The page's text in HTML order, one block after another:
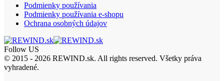
Podmienky používania
Podmienky používania e-shopu
Ochrana osobných údajov
Follow US
© 2015 - 2026 REWIND.sk. All rights reserved. Všetky práva
vyhradené.